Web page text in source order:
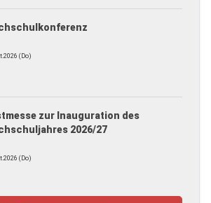
(Do)
zur Inauguration des
2026/27
(Do)